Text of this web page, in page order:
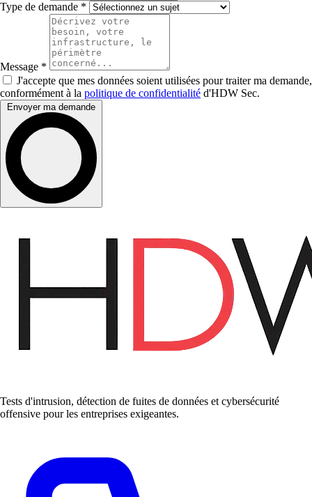
Type de demande *
Message *
J'accepte que mes données soient utilisées pour traiter ma demande,
conformément à la politique de confidentialité d'HDW Sec.
Envoyer ma demande
Tests d'intrusion, détection de fuites de données et cybersécurité
offensive pour les entreprises exigeantes.